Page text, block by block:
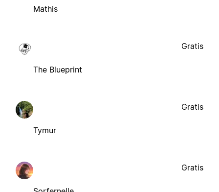
Mathis
The Blueprint
Gratis
Tymur
Gratis
Gratis